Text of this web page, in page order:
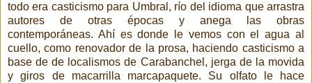
todo era casticismo para Umbral, río del idioma que arrastra
autores de otras épocas y anega las obras
contemporáneas. Ahí es donde le vemos con el agua al
cuello, como renovador de la prosa, haciendo casticismo a
base de de localismos de Carabanchel, jerga de la movida
y giros de macarrilla marcapaquete. Su olfato le hace